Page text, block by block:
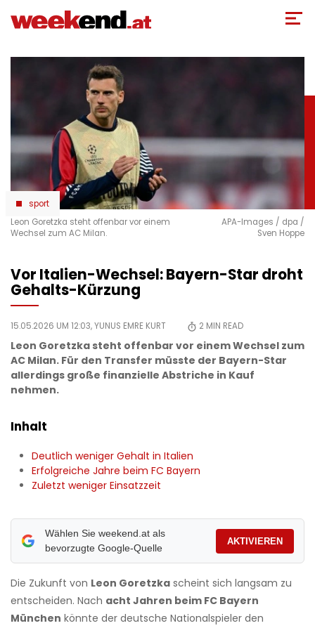
zum
sport
Leon Goretzka steht offenbar vor einem
Wechsel zum AC Milan.
APA-Images / dpa /
Sven Hoppe
Vor Italien-Wechsel: Bayern-Star droht
Gehalts-Kürzung
15.05.2026 UM 12:03,YUNUS EMRE KURT 2 MIN READ
Leon Goretzka steht offenbar vor einem Wechsel zum
AC Milan. Für den Transfer müsste der Bayern-Star
allerdings große finanzielle Abstriche in Kauf
nehmen.
Inhalt
Deutlich weniger Gehalt in Italien
Erfolgreiche Jahre beim FC Bayern
Zuletzt weniger Einsatzzeit
Wählen Sie weekend.at als
bevorzugte Google-Quelle
AKTIVIEREN
Die Zukunft von Leon Goretzka scheint sich langsam zu
entscheiden. Nach acht Jahren beim FC Bayern
München könnte der deutsche Nationalspieler den